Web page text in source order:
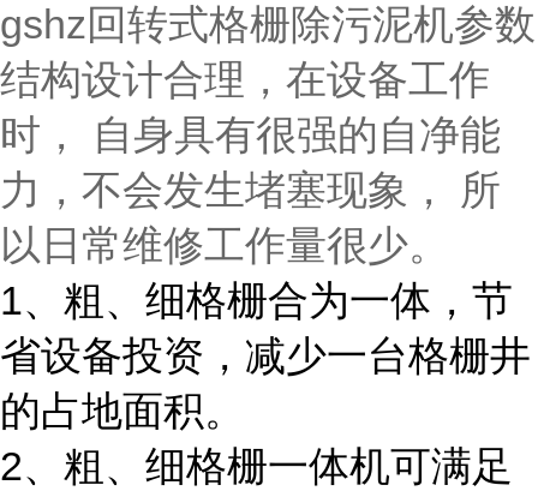
gshz回转式格栅除污泥机参数
结构设计合理，在设备工作
时， 自身具有很强的自净能
力，不会发生堵塞现象， 所
以日常维修工作量很少。
1、粗、细格栅合为一体，节
省设备投资，减少一台格栅井
的占地面积。
2、粗、细格栅一体机可满足